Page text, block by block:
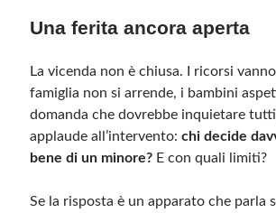
Una ferita ancora aperta
La vicenda non è chiusa. I ricorsi
famiglia non si arrende, i bambini
domanda che dovrebbe inquietare
applaude all’intervento:chi decide
bene di un minore? E con quali limiti?
Se la risposta è un apparato che parla